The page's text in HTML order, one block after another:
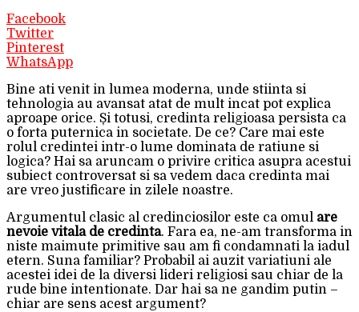
Facebook
Twitter
Pinterest
WhatsApp
Bine ati venit in lumea moderna, unde stiinta si
tehnologia au avansat atat de mult incat pot explica
aproape orice. Și totusi, credinta religioasa persista ca
o forta puternica in societate. De ce? Care mai este
rolul credintei intr-o lume dominata de ratiune si
logica? Hai sa aruncam o privire critica asupra acestui
subiect controversat si sa vedem daca credinta mai
are vreo justificare in zilele noastre.
Argumentul clasic al credinciosilor este ca omul are
nevoie vitala de credinta. Fara ea, ne-am transforma in
niste maimute primitive sau am fi condamnati la iadul
etern. Suna familiar? Probabil ai auzit variatiuni ale
acestei idei de la diversi lideri religiosi sau chiar de la
rude bine intentionate. Dar hai sa ne gandim putin –
chiar are sens acest argument?